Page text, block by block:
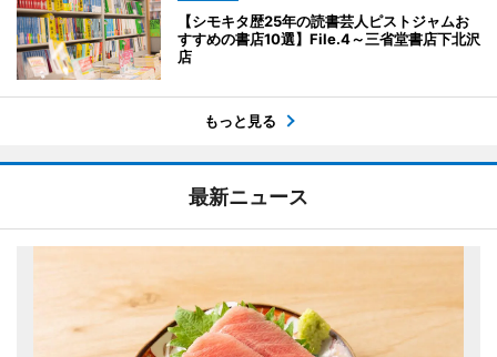
【シモキタ歴25年の読書芸人ピストジャムお
すすめの書店10選】File.4～三省堂書店下北沢
店
もっと見る
最新ニュース